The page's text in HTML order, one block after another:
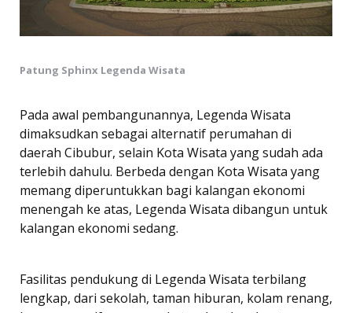
Patung Sphinx Legenda Wisata
Pada awal pembangunannya, Legenda Wisata
dimaksudkan sebagai alternatif perumahan di
daerah Cibubur, selain Kota Wisata yang sudah ada
terlebih dahulu. Berbeda dengan Kota Wisata yang
memang diperuntukkan bagi kalangan ekonomi
menengah ke atas, Legenda Wisata dibangun untuk
kalangan ekonomi sedang.
Fasilitas pendukung di Legenda Wisata terbilang
lengkap, dari sekolah, taman hiburan, kolam renang,